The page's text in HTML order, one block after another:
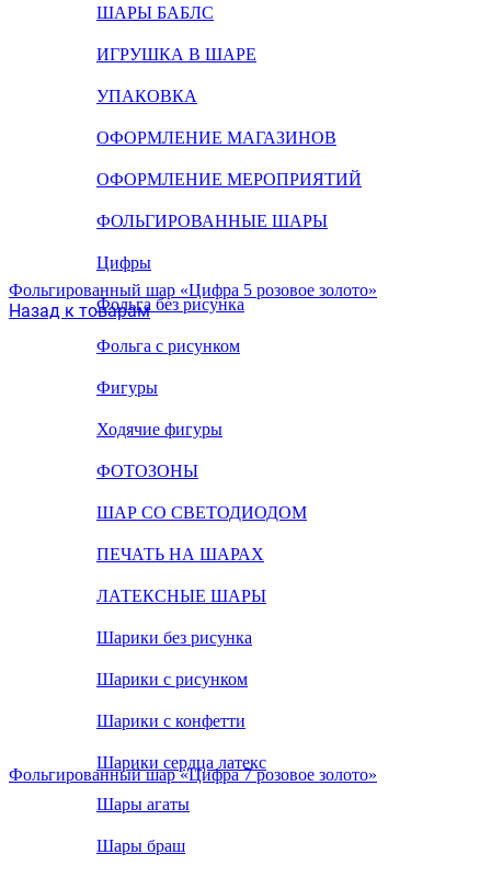
ШАРЫ БАБЛС
ИГРУШКА В ШАРЕ
УПАКОВКА
ОФОРМЛЕНИЕ МАГАЗИНОВ
ОФОРМЛЕНИЕ МЕРОПРИЯТИЙ
ФОЛЬГИРОВАННЫЕ ШАРЫ
Цифры
Фольга без рисунка
Фольга с рисунком
Фигуры
Ходячие фигуры
ФОТОЗОНЫ
ШАР СО СВЕТОДИОДОМ
ПЕЧАТЬ НА ШАРАХ
ЛАТЕКСНЫЕ ШАРЫ
Шарики без рисунка
Шарики с рисунком
Шарики с конфетти
Шарики сердца латекс
Шары агаты
Шары браш
Фольгированный шар «Цифра 5 розовое золото»
Назад к товарам
Фольгированный шар «Цифра 7 розовое золото»